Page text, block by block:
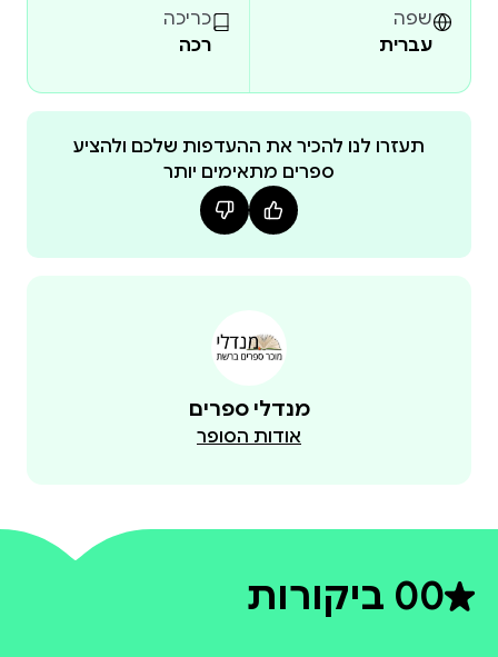
שפה
עברית
כריכה
רכה
תעזרו לנו להכיר את ההעדפות שלכם ולהציע
ספרים מתאימים יותר
מנדלי ספרים
אודות הסופר
0דירוג ממוצע 0 מתוך 5
0 ביקורות